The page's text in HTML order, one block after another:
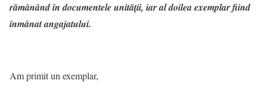
rămânând în documentele unității, iar al doilea exemplar fiind
înmânat angajatului.
Am primit un exemplar,